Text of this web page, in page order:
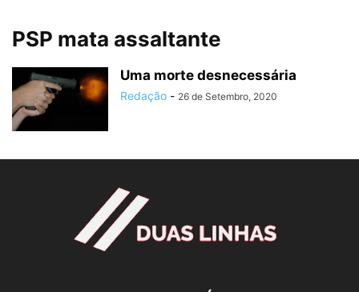
PSP mata assaltante
Uma morte desnecessária
Redação - 26 de Setembro, 2020